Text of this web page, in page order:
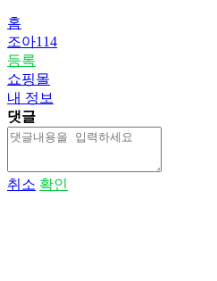
홈
조아114
등록
쇼핑몰
내 정보
댓글
취소 확인